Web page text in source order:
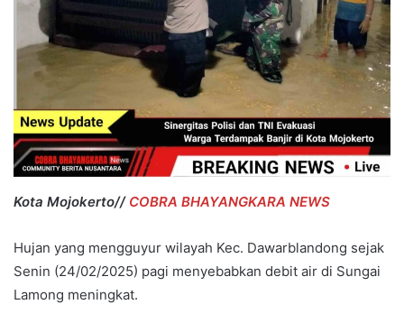
Kota Mojokerto// COBRA BHAYANGKARA NEWS
Hujan yang mengguyur wilayah Kec. Dawarblandong sejak
Senin (24/02/2025) pagi menyebabkan debit air di Sungai
Lamong meningkat.